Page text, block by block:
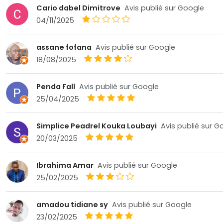
Cario dabel Dimitrove Avis publié sur Google
04/11/2025
assane fofana Avis publié sur Google
18/08/2025
Penda Fall Avis publié sur Google
25/04/2025
Simplice Peadrel Kouka Loubayi Avis publié sur
20/03/2025
Ibrahima Amar Avis publié sur Google
25/02/2025
amadou tidiane sy Avis publié sur Google
23/02/2025